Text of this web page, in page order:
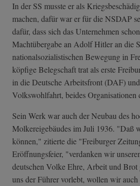
In der SS musste er als
machen, dafür war er für die NSDAP
dafür, dass sich das Unternehmen
Machtübergabe an Adolf Hitler an die
nationalsozialistischen Bewegung in
köpfige Belegschaft trat als erste
in die Deutsche Arbeitsfront (DAF)
Volkswohlfahrt, beides Organisationen
Sein Werk war auch der Neubau des
Molkereigebäudes im Juli 1936. "Daß
können," zitierte die "Freiburger
Eröffnungsfeier, "verdanken wir
deutschen Volke Ehre, Arbeit und Brot
uns der Führer vorlebt, wollen wir auch